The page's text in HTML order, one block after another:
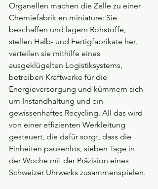
Organellen machen die Zelle zu einer
Chemiefabrik en miniature: Sie
beschaffen und lagern Rohstoffe,
stellen Halb- und Fertigfabrikate her,
verteilen sie mithilfe eines
ausgeklügelten Logistiksystems,
betreiben Kraftwerke für die
Energieversorgung und kümmern sich
um Instandhaltung und ein
gewissenhaftes Recycling. All das wird
von einer effizienten Werkleitung
gesteuert, die dafür sorgt, dass die
Einheiten pausenlos, sieben Tage in
der Woche mit der Präzision eines
Schweizer Uhrwerks zusammenspielen.